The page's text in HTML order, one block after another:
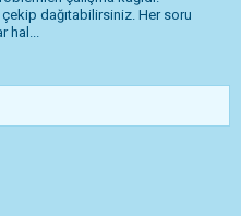
dağıtabilirsiniz. Her soru
hal...